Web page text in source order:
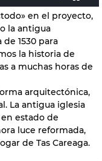
en el proyecto,
la antigua
1530 para
la historia de
a muchas horas de
arquitectónica,
La antigua iglesia
estado de
luce reformada,
de Tas Careaga.